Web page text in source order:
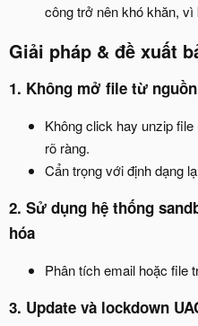
công trở nên khó khăn,
Giải pháp & đề xuất
1. Không mở file từ
Không click hay unzip file
rõ ràng.
Cẩn trọng với định dạng
2. Sử dụng hệ thống
hóa​
Phân tích email hoặc file
3. Update và lockdown